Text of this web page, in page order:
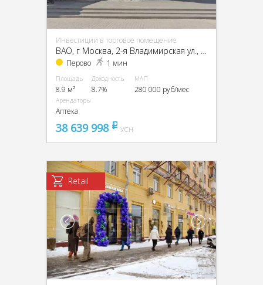
Инвестиции в торговое помещение
ВАО, г Москва, 2-я Владимирская ул., 38/18
Перово 1 мин
Площадь
8.9 м²
Доходность
8.7%
МАП
280 000 руб/мес
Арендаторы
Аптека
38 639 998 pуб
УСН
Retail